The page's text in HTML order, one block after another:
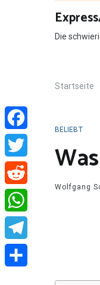
Die
Startseite
BELIEBT
Wolfgang
Facebook
Twitter
Reddit
WhatsApp
Telegram